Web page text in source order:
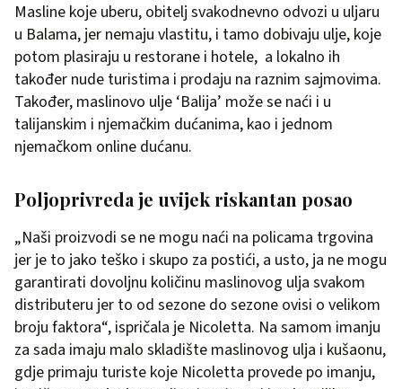
Masline koje uberu, obitelj svakodnevno odvozi u uljaru
u Balama, jer nemaju vlastitu, i tamo dobivaju ulje, koje
potom plasiraju u restorane i hotele, a lokalno ih
također nude turistima i prodaju na raznim sajmovima.
Također, maslinovo ulje ‘Balija’ može se naći i u
talijanskim i njemačkim dućanima, kao i jednom
njemačkom online dućanu.
Poljoprivreda je uvijek riskantan posao
„Naši proizvodi se ne mogu naći na policama trgovina
jer je to jako teško i skupo za postići, a usto, ja ne mogu
garantirati dovoljnu količinu maslinovog ulja svakom
distributeru jer to od sezone do sezone ovisi o velikom
broju faktora“, ispričala je Nicoletta. Na samom imanju
za sada imaju malo skladište maslinovog ulja i kušaonu,
gdje primaju turiste koje Nicoletta provede po imanju,